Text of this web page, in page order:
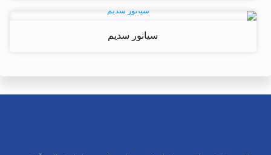
سیانور سدیم